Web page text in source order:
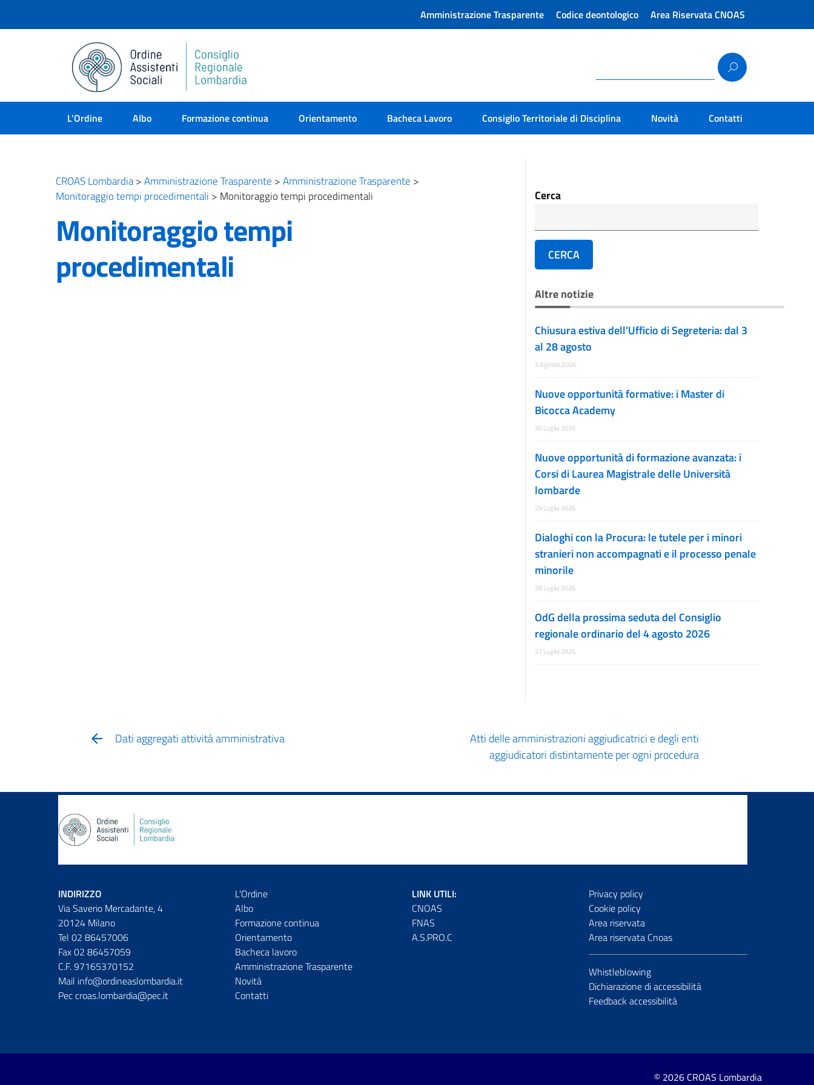
Amministrazione Trasparente Codice deontologico Area Riservata CNOAS
L’Ordine Albo Formazione continua Orientamento Bacheca Lavoro Consiglio Territoriale di Disciplina Novità Contatti
CROAS Lombardia> Amministrazione Trasparente > Amministrazione Trasparente >
Monitoraggio tempi procedimentali > Monitoraggio tempi procedimentali
Monitoraggio tempi
procedimentali
Cerca
CERCA
Altre notizie
Chiusura estiva dell’Ufficio di Segreteria: dal 3
al 28 agosto
3 Agosto 2026
Nuove opportunità formative: i Master di
Bicocca Academy
30 Luglio 2026
Nuove opportunità di formazione avanzata: i
Corsi di Laurea Magistrale delle Università
lombarde
29 Luglio 2026
Dialoghi con la Procura: le tutele per i minori
stranieri non accompagnati e il processo penale
minorile
28 Luglio 2026
OdG della prossima seduta del Consiglio
regionale ordinario del 4 agosto 2026
27 Luglio 2026
Dati aggregati attività amministrativa
Atti delle amministrazioni aggiudicatrici e degli enti
aggiudicatori distintamente per ogni procedura
INDIRIZZO
Via Saverio Mercadante, 4
20124 Milano
Tel 02 86457006
Fax 02 86457059
C.F. 97165370152
Mail info@ordineaslombardia.it
Pec croas.lombardia@pec.it
L'Ordine
Albo
Formazione continua
Orientamento
Bacheca lavoro
Amministrazione Trasparente
Novità
Contatti
LINK UTILI:
CNOAS
FNAS
A.S.PRO.C
Privacy policy
Cookie policy
Area riservata
Area riservata Cnoas
Whistleblowing
Dichiarazione di accessibilità
Feedback accessibilità
© 2026 CROAS Lombardia